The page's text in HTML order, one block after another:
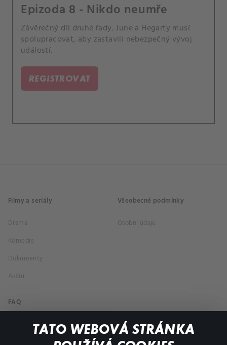
TATO WEBOVÁ STRÁNKA
Epizoda 8 - Nikdo neumře
Závěrečný díl druhé řady. June a Hegarty musí
spolupracovat, aby zastavili nebezpečný vývoj
událostí.
REGISTROVAT
Filmy a seriály
Drama
Komedie
Dokumenty
Akční
Všeobecné podmínky
Osobní údaje
FAQ
Můj účet
Důležité odkazy